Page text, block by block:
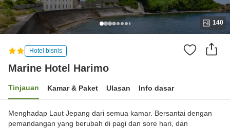
140
Hotel bisnis
Marine Hotel Harimo
Tinjauan Kamar & Paket Ulasan Info dasar
Menghadap Laut Jepang dari semua kamar. Bersantai dengan
pemandangan yang berubah di pagi dan sore hari, dan